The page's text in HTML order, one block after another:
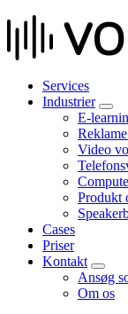
Services
Industrier
E-
Video
Produkt
Cases
Priser
Kontakt
Ansøg
Om os